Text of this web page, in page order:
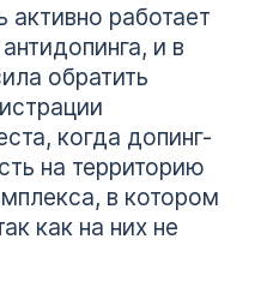
работает
и в
обратить
когда допинг-
на территорию
в котором
как на них не